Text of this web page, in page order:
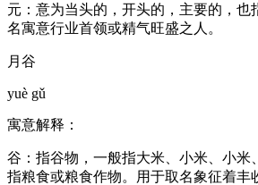
元：意为当头的，开头的，主要的，也
名寓意行业首领或精气旺盛之人。
月谷
yuè gǔ
寓意解释：
谷：指谷物，一般指大米、小米、小米
指粮食或粮食作物。用于取名象征着丰